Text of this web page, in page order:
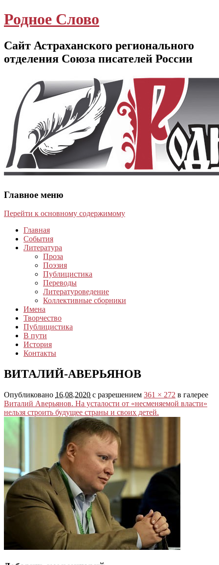
Родное Слово
Сайт Астраханского регионального
отделения Союза писателей России
Главное меню
Перейти к основному содержимому
Главная
События
Литература
Проза
Поэзия
Публицистика
Переводы
Литературоведение
Коллективные сборники
Имена
Творчество
Публицистика
В пути
История
Контакты
ВИТАЛИЙ-АВЕРЬЯНОВ
Опубликовано 16.08.2020 с разрешением 361 × 272 в галерее
Виталий Аверьянов. На усталости от «несменяемой власти»
нельзя строить будущее страны и своих детей.